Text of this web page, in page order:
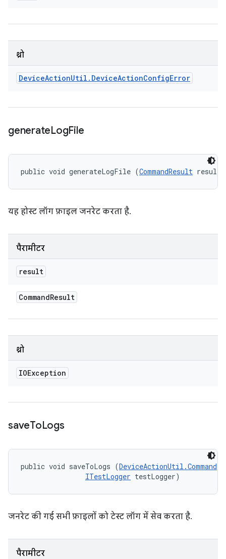
थ्रो
DeviceActionUtil . DeviceActionConfigError
generateLogFile
public void generateLogFile (CommandResult result)
यह होस्ट लॉग फ़ाइल जनरेट करता है.
पैरामीटर
result
CommandResult
थ्रो
IOException
saveToLogs
public void saveToLogs (DeviceActionUtil.Command
ITestLogger testLogger)
जनरेट की गई सभी फ़ाइलों को टेस्ट लॉग में सेव करता है.
पैरामीटर